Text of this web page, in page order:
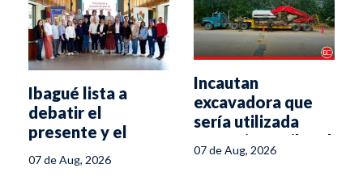
Ibagué lista a
debatir el
presente y el
en el Tolima
07 de Aug, 2026
Incautan
excavadora que
sería utilizada
para minería ilegal
en el sur del
07 de Aug, 2026